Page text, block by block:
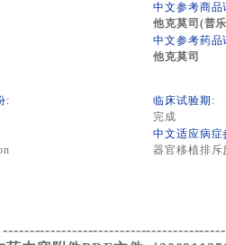
中文参考商品
他克莫司(普
中文参考药品
他克莫司
:
临床试验期:
完成
中文适应病症
器官移植排斥